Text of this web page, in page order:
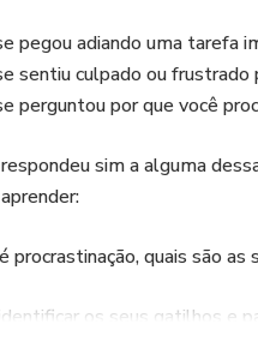
pegou adiando uma tarefa
sentiu culpado ou
perguntou por que você
sim a alguma
procrastinação, quais são as
os seus gatilhos e